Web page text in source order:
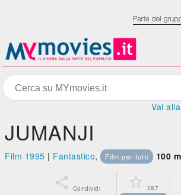
Vai
JUMANJI
Film 1995 | Fantastico, Film per tutti 100
 Condividi  287